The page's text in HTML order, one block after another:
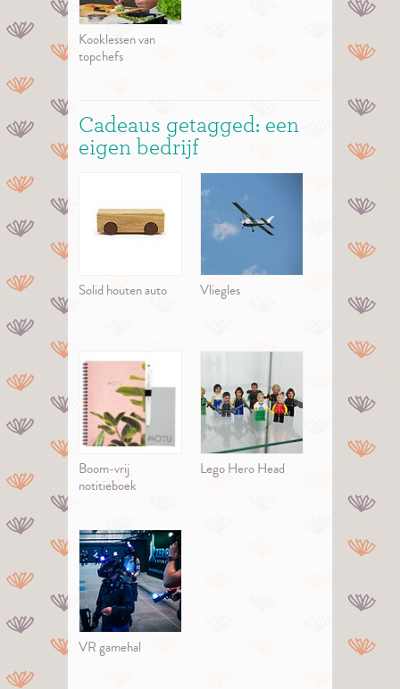
Kooklessen van
topchefs
Cadeaus getagged: een
eigen bedrijf
Solid houten auto Vliegles
Boom-vrij
notitieboek
Lego Hero Head
VR gamehal